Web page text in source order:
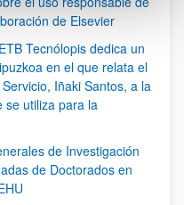
de Elsevier
Tecnólopis dedica un
en el que relata el
Iñaki Santos, a la
se utiliza para la
de Investigación
de Doctorados en